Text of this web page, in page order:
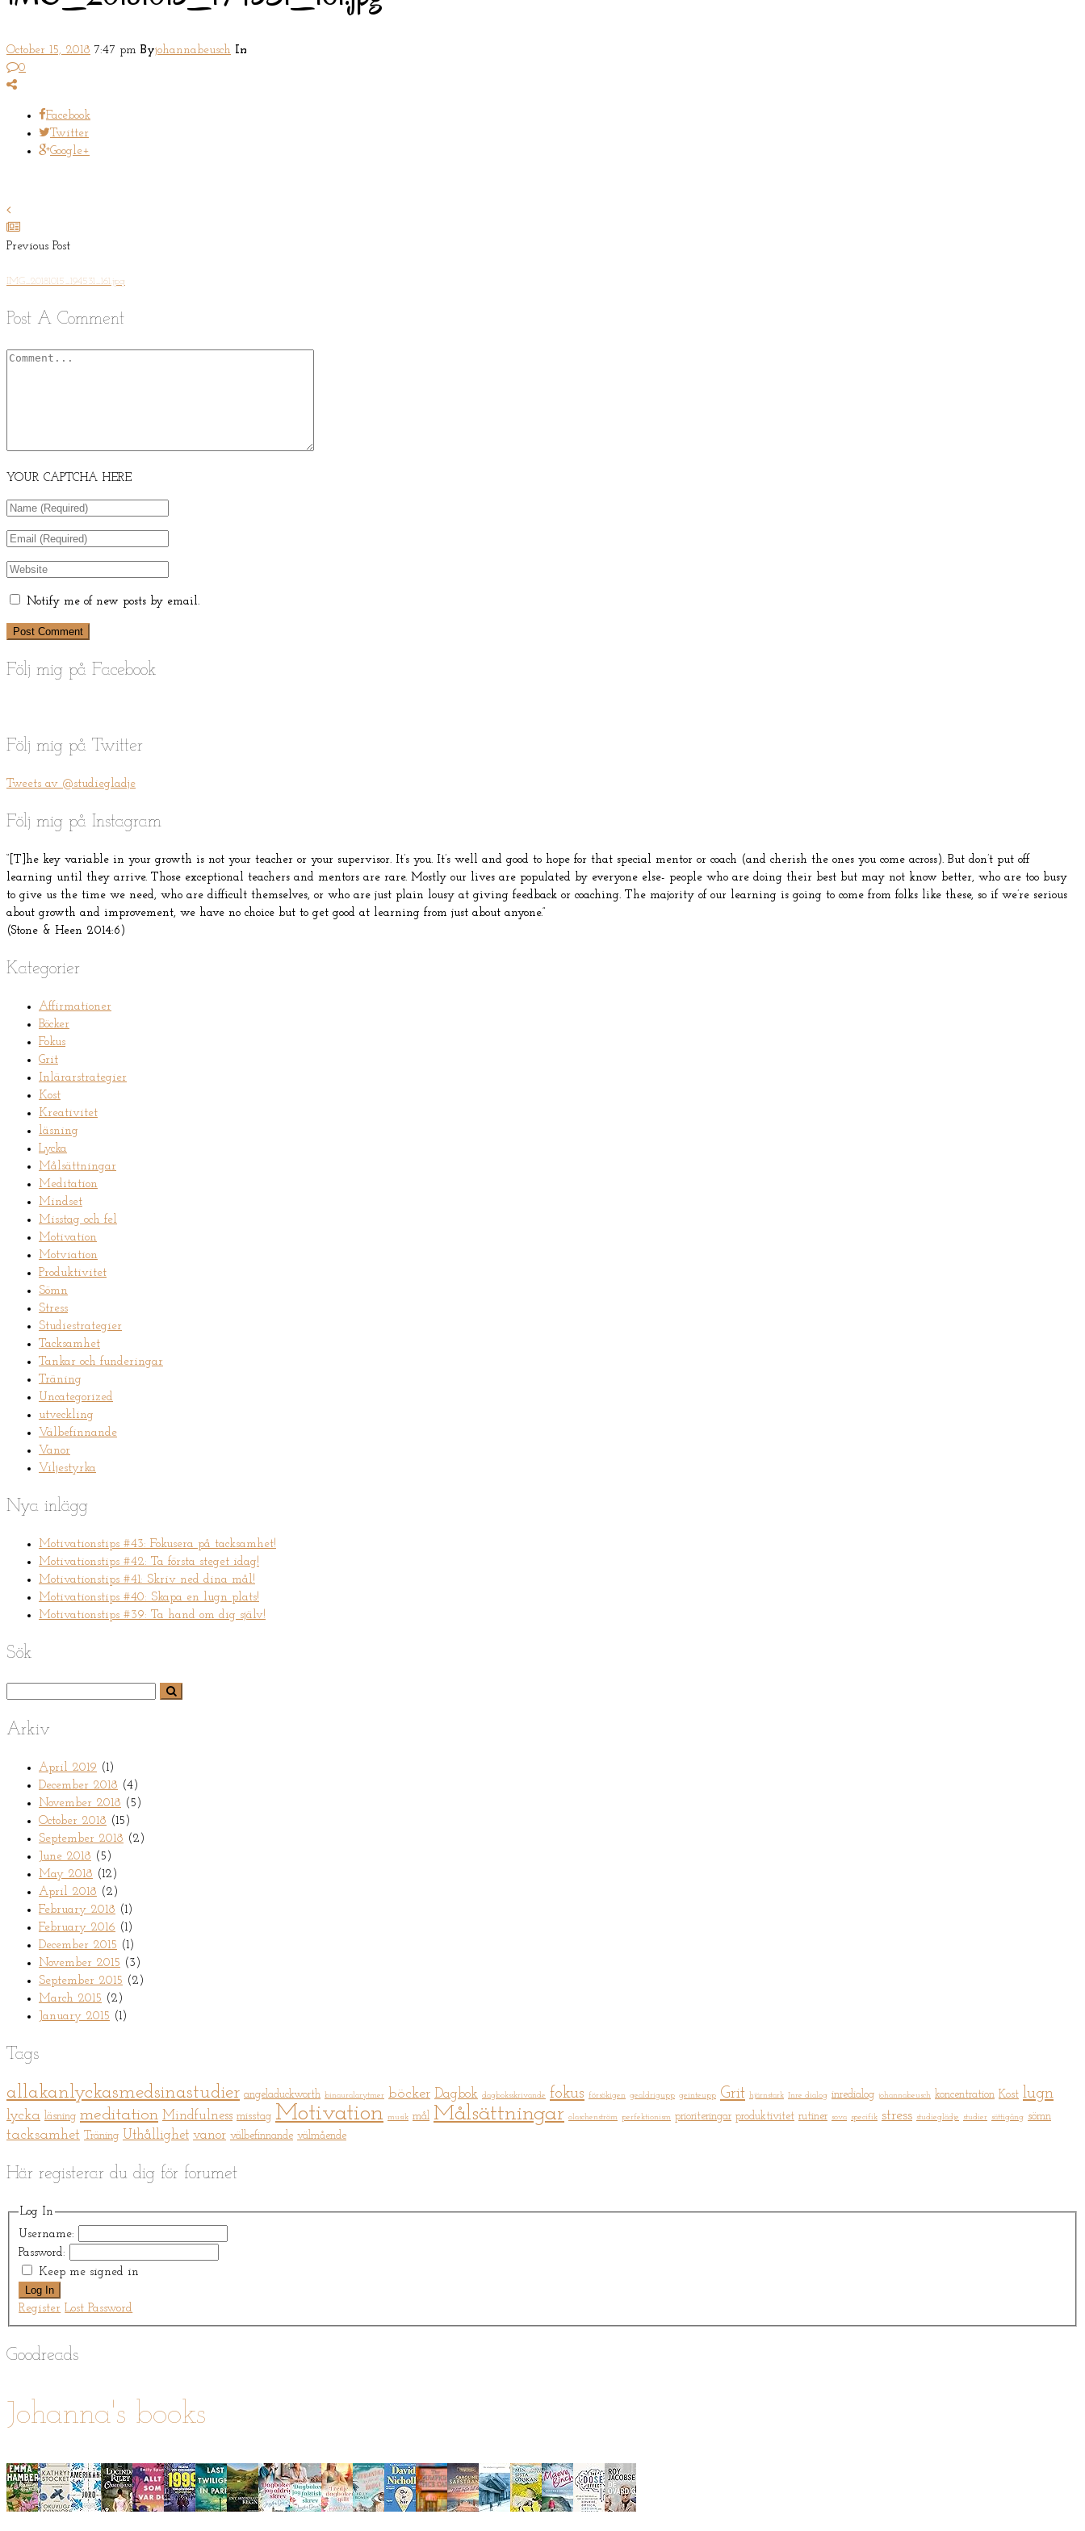
October 15, 2018 7:47 pm Byjohannabeusch In
0
Facebook
Twitter
Google+
Previous Post
IMG_20181015_194531_161.jpg
Post A Comment
YOUR CAPTCHA HERE
Notify me of new posts by email.
Följ mig på Facebook
Följ mig på Twitter
Tweets av @studiegladje
Följ mig på Instagram
“[T]he key variable in your growth is not your teacher or your supervisor. It’s you. It’s well and good to hope for that special mentor or coach (and cherish the ones you come across). But don’t put off
learning until they arrive. Those exceptional teachers and mentors are rare. Mostly our lives are populated by everyone else- people who are doing their best but may not know better, who are too busy
to give us the time we need, who are difficult themselves, or who are just plain lousy at giving feedback or coaching. The majority of our learning is going to come from folks like these, so if we’re serious
about growth and improvement, we have no choice but to get good at learning from just about anyone.”
(Stone & Heen 2014:6)
Kategorier
Affirmationer
Böcker
Fokus
Grit
Inlärarstrategier
Kost
Kreativitet
läsning
Lycka
Målsättningar
Meditation
Mindset
Misstag och fel
Motivation
Motviation
Produktivitet
Sömn
Stress
Studiestrategier
Tacksamhet
Tankar och funderingar
Träning
Uncategorized
utveckling
Välbefinnande
Vanor
Viljestyrka
Nya inlägg
Motivationstips #43: Fokusera på tacksamhet!
Motivationstips #42: Ta första steget idag!
Motivationstips #41: Skriv ned dina mål!
Motivationstips #40: Skapa en lugn plats!
Motivationstips #39: Ta hand om dig själv!
Sök
Arkiv
April 2019 (1)
December 2018 (4)
November 2018 (5)
October 2018 (15)
September 2018 (2)
June 2018 (5)
May 2018 (12)
April 2018 (2)
February 2018 (1)
February 2016 (1)
December 2015 (1)
November 2015 (3)
September 2015 (2)
March 2015 (2)
January 2015 (1)
Tags
allakanlyckasmedsinastudier angeladuckworth binauralarytmer böcker Dagbok dagboksskrivande fokus försökigen gealdrigupp geinteupp Grit hjärnstark Inre dialog inredialog johannabeusch koncentration Kost lugn
lycka läsning meditation Mindfulness misstag Motivation musik mål Målsättningar olaschenström perfektionism prioriteringar produktivitet rutiner sova specifik stress studieglädje studier sättigång sömn
tacksamhet Träning Uthållighet vanor välbefinnande välmående
Här registerar du dig för forumet
Log In
Username:
Password:
Keep me signed in
Log In
Register Lost Password
Goodreads
Johanna's books